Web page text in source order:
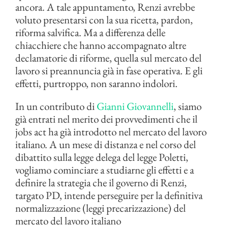
ancora. A tale appuntamento, Renzi avrebbe
voluto presentarsi con la sua ricetta, pardon,
riforma salvifica. Ma a differenza delle
chiacchiere che hanno accompagnato altre
declamatorie di riforme, quella sul mercato del
lavoro si preannuncia già in fase operativa. E gli
effetti, purtroppo, non saranno indolori.
In un contributo diGianni Giovannelli, siamo
già entrati nel merito dei provvedimenti che il
jobs act ha già introdotto nel mercato del lavoro
italiano. A un mese di distanza e nel corso del
dibattito sulla legge delega del legge Poletti,
vogliamo cominciare a studiarne gli effetti e a
definire la strategia che il governo di Renzi,
targato PD, intende perseguire per la definitiva
normalizzazione (leggi precarizzazione) del
mercato del lavoro italiano